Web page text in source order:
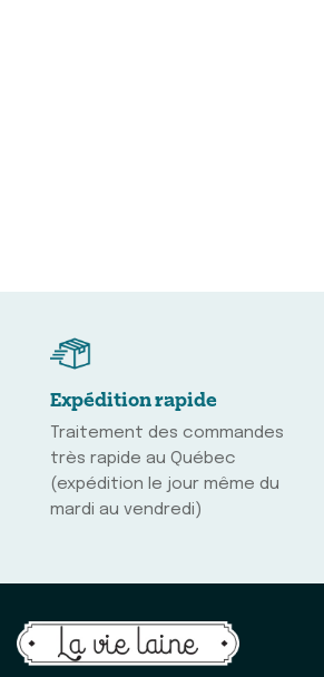
Expédition rapide
Traitement des commandes
très rapide au Québec
(expédition le jour même du
mardi au vendredi)